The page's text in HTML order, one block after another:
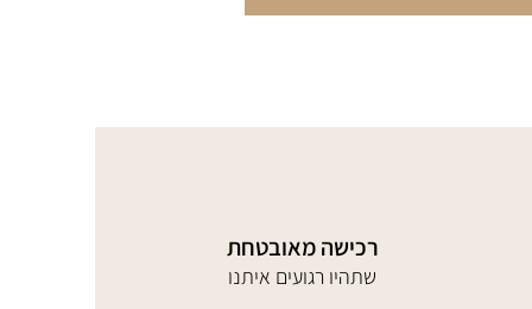
רכישה מאובטחת
שתהיו רגועים איתנו